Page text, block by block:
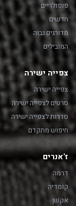
פופולריים
חדשים
מדורגים גבוה
המובילים
צפייה ישירה
צפייה ישירה
סרטים לצפייה ישירה
סדרות לצפייה ישירה
חיפוש מתקדם
ז'אנרים
דרמה
קומדיה
אקשן